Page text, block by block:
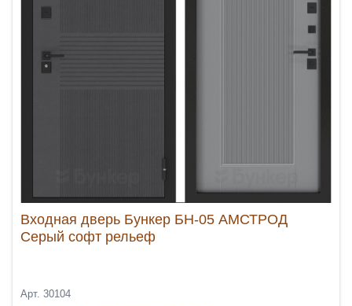
Входная дверь Бункер БН-05 АМСТРОД
Серый софт рельеф
Арт. 30104